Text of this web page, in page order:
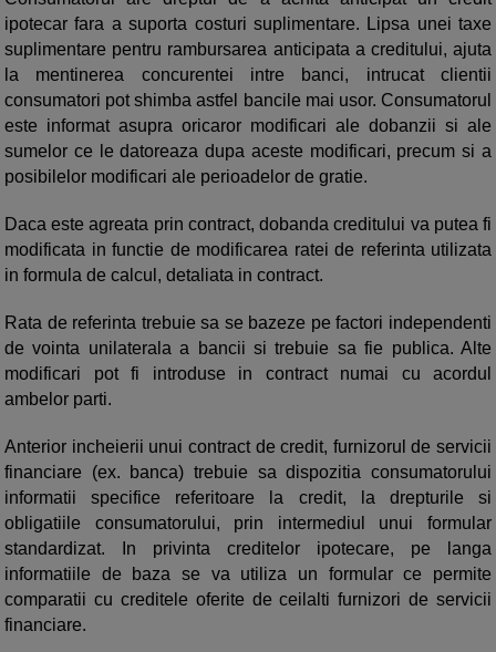
ipotecar fara a suporta costuri suplimentare. Lipsa unei taxe
suplimentare pentru rambursarea anticipata a creditului, ajuta
la mentinerea concurentei intre banci, intrucat clientii
consumatori pot shimba astfel bancile mai usor. Consumatorul
este informat asupra oricaror modificari ale dobanzii si ale
sumelor ce le datoreaza dupa aceste modificari, precum si a
posibilelor modificari ale perioadelor de gratie.
Daca este agreata prin contract, dobanda creditului va putea fi
modificata in functie de modificarea ratei de referinta utilizata
in formula de calcul, detaliata in contract.
Rata de referinta trebuie sa se bazeze pe factori independenti
de vointa unilaterala a bancii si trebuie sa fie publica. Alte
modificari pot fi introduse in contract numai cu acordul
ambelor parti.
Anterior incheierii unui contract de credit, furnizorul de servicii
financiare (ex. banca) trebuie sa dispozitia consumatorului
informatii specifice referitoare la credit, la drepturile si
obligatiile consumatorului, prin intermediul unui formular
standardizat. In privinta creditelor ipotecare, pe langa
informatiile de baza se va utiliza un formular ce permite
comparatii cu creditele oferite de ceilalti furnizori de servicii
financiare.